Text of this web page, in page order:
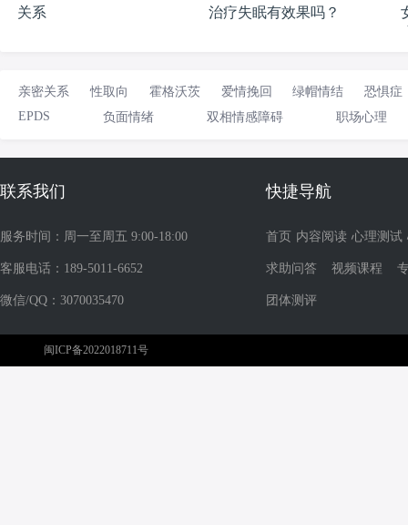
关系 治疗失眠有效果吗？
亲密关系 性取向 霍格沃茨 爱情挽回 绿帽情结
恐惧症
EPDS
负面情绪 双相情感障碍 职场心理
联系我们
服务时间：周一至周五 9:00-18:00
客服电话：189-5011-6652
微信/QQ：3070035470
快捷导航
首页 内容阅读 心理测试
求助问答 视频课程
团体测评
闽ICP备2022018711号